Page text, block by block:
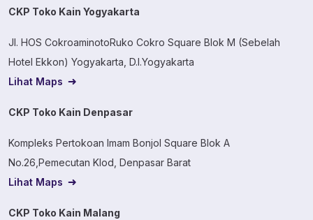
CKP Toko Kain Yogyakarta
Jl. HOS CokroaminotoRuko Cokro Square Blok M (Sebelah
Hotel Ekkon) Yogyakarta, D.I.Yogyakarta
Lihat Maps
CKP Toko Kain Denpasar
Kompleks Pertokoan Imam Bonjol Square Blok A
No.26,Pemecutan Klod, Denpasar Barat
Lihat Maps
CKP Toko Kain Malang